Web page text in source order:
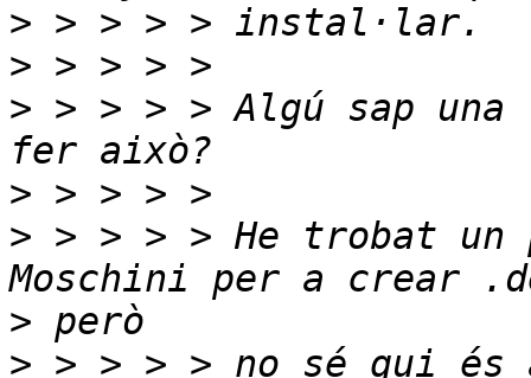
>
>
> > > > > Algú sap
>
> > > > > He trobat un
>
> > > > > no sé qui